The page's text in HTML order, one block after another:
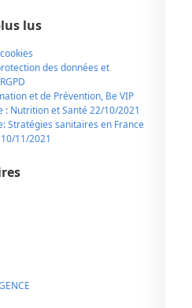
lus
des données et
et de Prévention, Be VIP
: Nutrition et Santé 22/10/2021
Stratégies sanitaires en France
11/2021